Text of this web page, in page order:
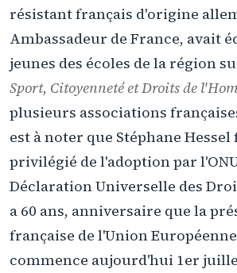
résistant français d'origine
Ambassadeur de France, avait
jeunes des écoles de la région
Sport, Citoyenneté et Droits de
plusieurs associations
est à noter que Stéphane
privilégié de l'adoption par
Déclaration Universelle des
a 60 ans, anniversaire que la
française de l'Union
commence aujourd'hui 1er